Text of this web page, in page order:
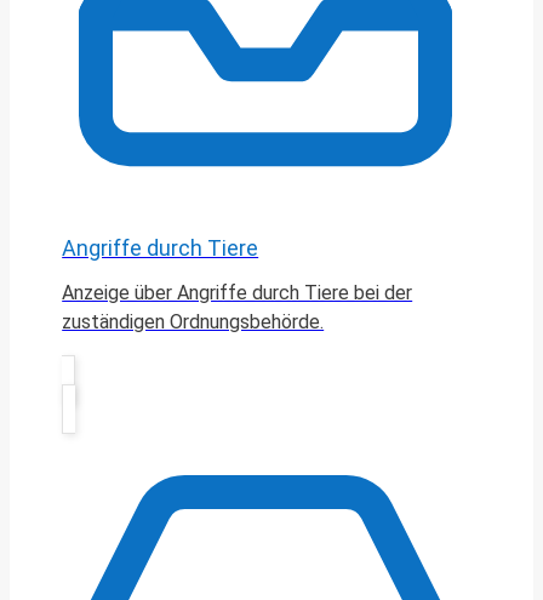
Angriffe durch Tiere
Anzeige über Angriffe durch Tiere bei der
zuständigen Ordnungsbehörde.